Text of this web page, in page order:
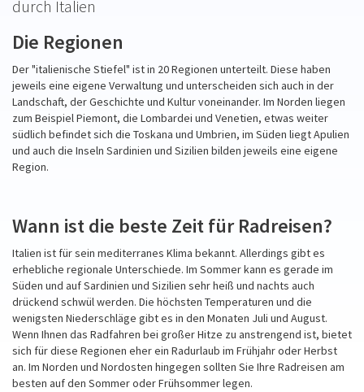
durch Italien
Die Regionen
Der "italienische Stiefel" ist in 20 Regionen unterteilt. Diese haben
jeweils eine eigene Verwaltung und unterscheiden sich auch in der
Landschaft, der Geschichte und Kultur voneinander. Im Norden liegen
zum Beispiel Piemont, die Lombardei und Venetien, etwas weiter
südlich befindet sich die Toskana und Umbrien, im Süden liegt Apulien
und auch die Inseln Sardinien und Sizilien bilden jeweils eine eigene
Region.
Wann ist die beste Zeit für Radreisen?
Italien ist für sein mediterranes Klima bekannt. Allerdings gibt es
erhebliche regionale Unterschiede. Im Sommer kann es gerade im
Süden und auf Sardinien und Sizilien sehr heiß und nachts auch
drückend schwül werden. Die höchsten Temperaturen und die
wenigsten Niederschläge gibt es in den Monaten Juli und August.
Wenn Ihnen das Radfahren bei großer Hitze zu anstrengend ist, bietet
sich für diese Regionen eher ein Radurlaub im Frühjahr oder Herbst
an. Im Norden und Nordosten hingegen sollten Sie Ihre Radreisen am
besten auf den Sommer oder Frühsommer legen.